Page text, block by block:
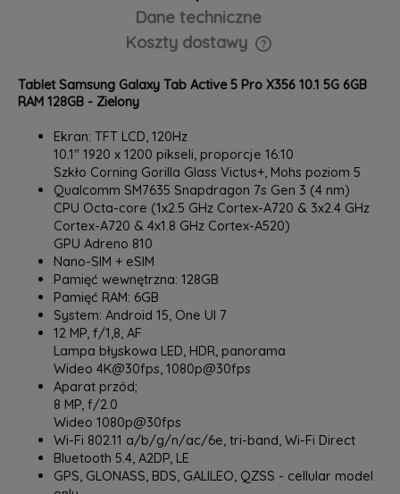
Dane techniczne
Koszty dostawy
Cena nie zawiera ewentualnych kosztów płatności
Tablet Samsung Galaxy Tab Active 5 Pro X356 10.1 5G 6GB
RAM 128GB - Zielony
Ekran: TFT LCD, 120Hz
10.1" 1920 x 1200 pikseli, proporcje 16:10
Szkło Corning Gorilla Glass Victus+, Mohs poziom 5
Qualcomm SM7635 Snapdragon 7s Gen 3 (4 nm)
CPU Octa-core (1x2.5 GHz Cortex-A720 & 3x2.4 GHz
Cortex-A720 & 4x1.8 GHz Cortex-A520)
GPU Adreno 810
Nano-SIM + eSIM
Pamięć wewnętrzna: 128GB
Pamięć RAM: 6GB
System: Android 15, One UI 7
12 MP, f/1,8, AF
Lampa błyskowa LED, HDR, panorama
Wideo 4K@30fps, 1080p@30fps
Aparat przód;
8 MP, f/2.0
Wideo 1080p@30fps
Wi-Fi 802.11 a/b/g/n/ac/6e, tri-band, Wi-Fi Direct
Bluetooth 5.4, A2DP, LE
GPS, GLONASS, BDS, GALILEO, QZSS - cellular model